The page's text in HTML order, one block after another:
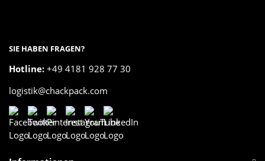
SIE HABEN FRAGEN?
Hotline: +49 4181 928 77 30
logistik@chackpack.com